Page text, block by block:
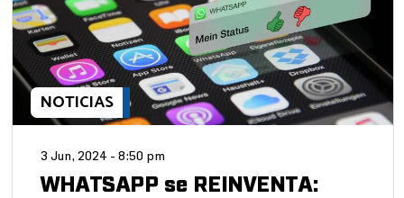
NOTICIAS
3 Jun, 2024 - 8:50 pm
WHATSAPP se REINVENTA: